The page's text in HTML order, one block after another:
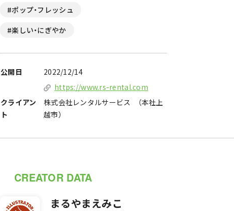
#ポップ・フレッシュ
#楽しい・にぎやか
公開日
2022/12/14
https://www.rs-rental.com
クライアン
ト
株式会社レンタルサービス （本社上
越市）
CREATOR DATA
まるやまえみこ